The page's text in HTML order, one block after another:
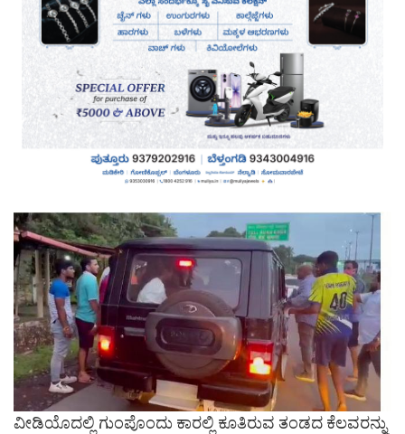
ವೀಡಿಯೊದಲ್ಲಿ ಗುಂಪೊಂದು ಕಾರಲ್ಲಿ ಕೂತಿರುವ ತಂಡದ ಕೆಲವರನ್ನು